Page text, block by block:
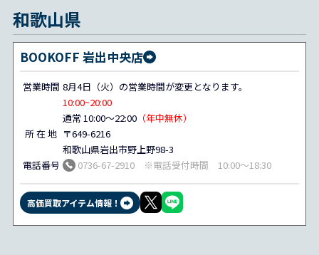
和歌山県
BOOKOFF 岩出中央店
営業時間 8月4日（火）の営業時間が変更となります。
10:00~20:00
通常 10:00～22:00（年中無休）
所 在 地 〒649-6216
和歌山県岩出市野上野98-3
電話番号
0736-67-2910 ※電話受付時間 10:00～18:30
高価買取アイテム情報！